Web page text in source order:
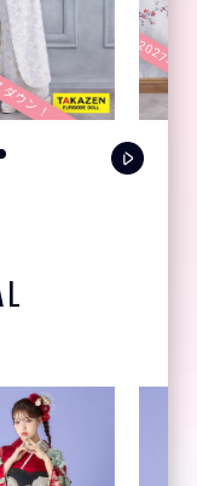
ウン！ 2027年